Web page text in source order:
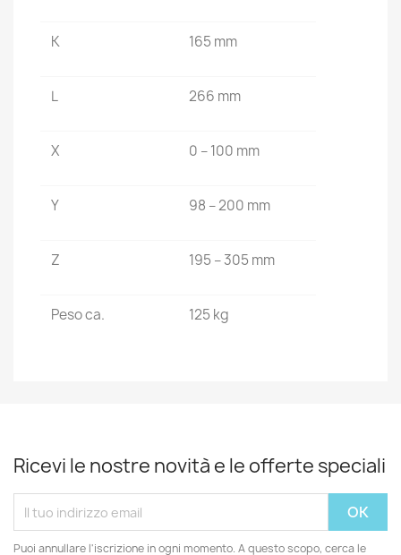
K 165 mm
L 266 mm
X 0 – 100 mm
Y 98 – 200 mm
Z 195 – 305 mm
Peso ca. 125 kg
Ricevi le nostre novità e le offerte speciali
Puoi annullare l'iscrizione in ogni momento. A questo scopo, cerca le